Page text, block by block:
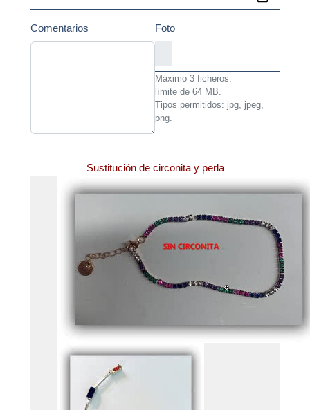
Comentarios Foto
Máximo 3 ficheros.
límite de 64 MB.
Tipos permitidos: jpg, jpeg,
png.
Sustitución de circonita y perla